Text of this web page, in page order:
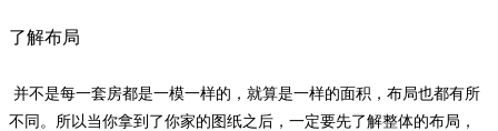
了解布局
并不是每一套房都是一模一样的，就算是一样的面积，布局也都有所
不同。所以当你拿到了你家的图纸之后，一定要先了解整体的布局，